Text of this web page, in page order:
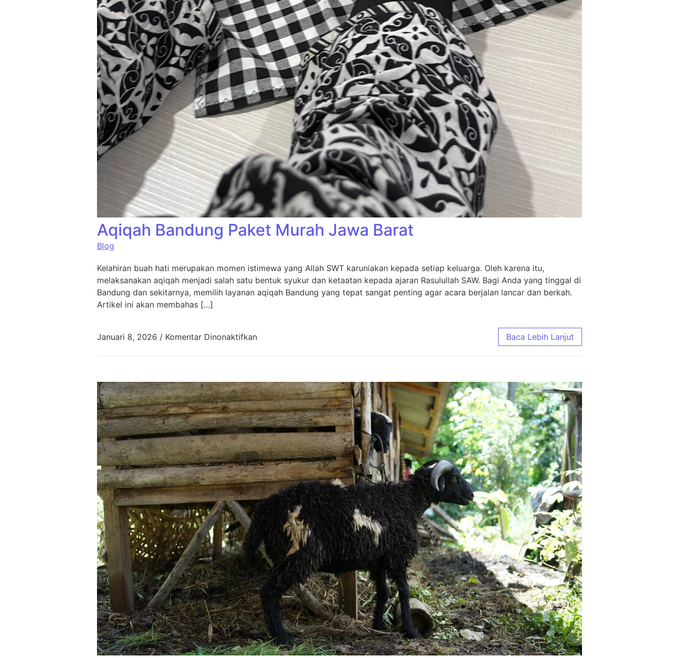
Aqiqah Bandung Paket Murah Jawa Barat
Blog
Kelahiran buah hati merupakan momen istimewa yang Allah SWT karuniakan kepada setiap keluarga. Oleh karena itu,
melaksanakan aqiqah menjadi salah satu bentuk syukur dan ketaatan kepada ajaran Rasulullah SAW. Bagi Anda yang tinggal di
Bandung dan sekitarnya, memilih layanan aqiqah Bandung yang tepat sangat penting agar acara berjalan lancar dan berkah.
Artikel ini akan membahas […]
Januari 8, 2026 / Komentar Dinonaktifkanpada Aqiqah Bandung Paket Murah Jawa Barat Baca Lebih Lanjut